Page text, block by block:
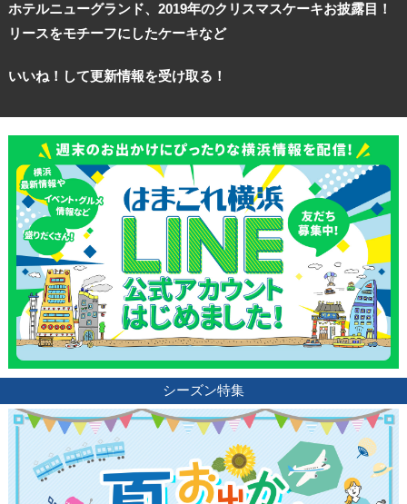
ホテルニューグランド、2019年のクリスマスケーキお披露目！
リースをモチーフにしたケーキなど
いいね！して更新情報を受け取る！
シーズン特集
ランキング